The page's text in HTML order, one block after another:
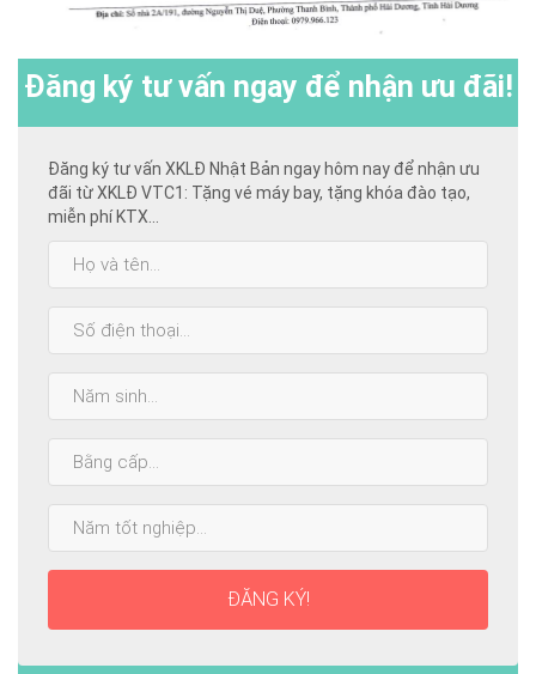
Đăng ký tư vấn ngay để nhận ưu đãi!
Đăng ký tư vấn XKLĐ Nhật Bản ngay hôm nay để nhận ưu
đãi từ XKLĐ VTC1: Tặng vé máy bay, tặng khóa đào tạo,
miễn phí KTX...
sinh:
cấp
nhất:
ĐĂNG KÝ!